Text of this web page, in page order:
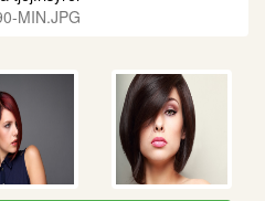
MIN.JPG